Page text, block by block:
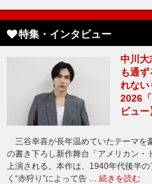
特集・インタビュー
中川大
も通
れな
2026
ビュー
三谷幸喜が長年温めていたテーマを
の書き下ろし新作舞台「アメリカン
上演される。本作は、1940年代後半
く“赤狩り”によって告 … 続きを読む